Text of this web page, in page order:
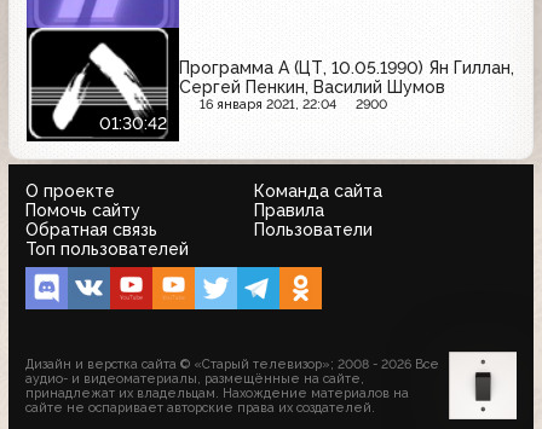
01:30:42
Программа А (ЦТ, 10.05.1990) Ян Гиллан,
Сергей Пенкин, Василий Шумов
16 января 2021, 22:04 2900
О проекте
Команда сайта
Помочь сайту
Правила
Обратная связь
Пользователи
Топ пользователей
Дизайн и верстка сайта © «Старый телевизор»; 2008 - 2026 Все
аудио- и видеоматериалы, размещённые на сайте,
принадлежат их владельцам. Нахождение материалов на
сайте не оспаривает авторские права их создателей.